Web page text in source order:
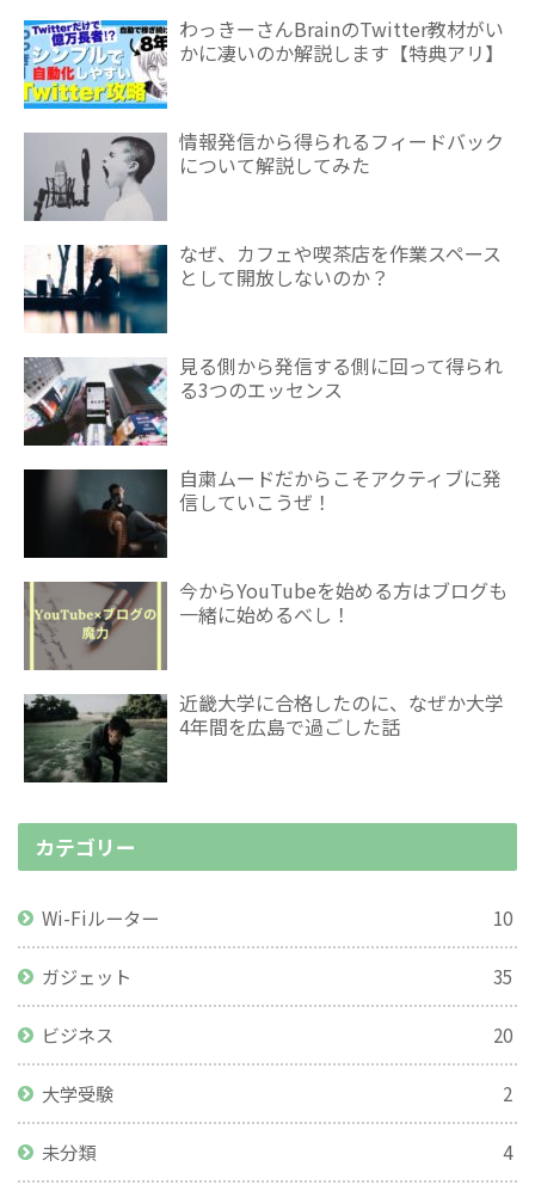
わっきーさんBrainのTwitter教材がい
かに凄いのか解説します【特典アリ】
情報発信から得られるフィードバック
について解説してみた
なぜ、カフェや喫茶店を作業スペース
として開放しないのか？
見る側から発信する側に回って得られ
る3つのエッセンス
自粛ムードだからこそアクティブに発
信していこうぜ！
今からYouTubeを始める方はブログも
一緒に始めるべし！
近畿大学に合格したのに、なぜか大学
4年間を広島で過ごした話
カテゴリー
Wi-Fiルーター 10
ガジェット 35
ビジネス 20
大学受験 2
未分類 4